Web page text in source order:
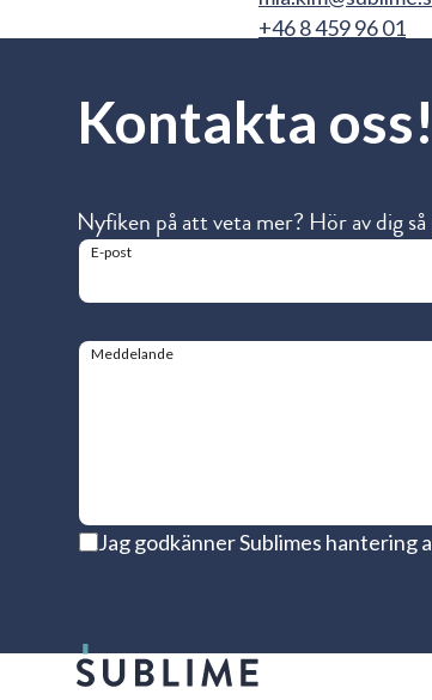
+46 8 459 96 01
Kontakta oss!
Nyfiken på att veta mer? Hör av dig
E-post
Meddelande
Jag godkänner Sublimes hantering